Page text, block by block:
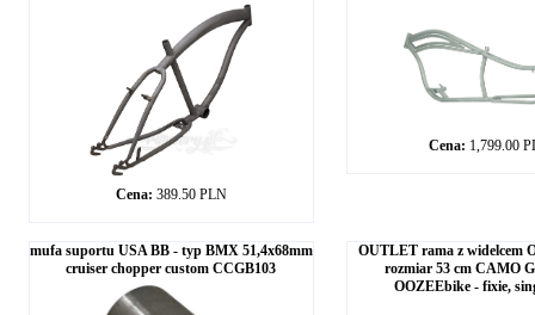
Cena: 389.50 PLN
Cena: 1,799.00
mufa suportu USA BB - typ BMX 51,4x68mm
cruiser chopper custom CCGB103
OUTLET rama z widelcem
rozmiar 53 cm CAMO
OOZEEbike - fixie,